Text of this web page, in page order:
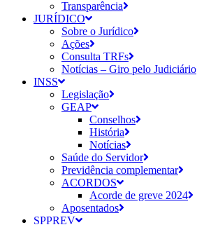
Transparência
JURÍDICO
Sobre o Jurídico
Ações
Consulta TRFs
Notícias – Giro pelo Judiciário
INSS
Legislação
GEAP
Conselhos
História
Notícias
Saúde do Servidor
Previdência complementar
ACORDOS
Acorde de greve 2024
Aposentados
SPPREV